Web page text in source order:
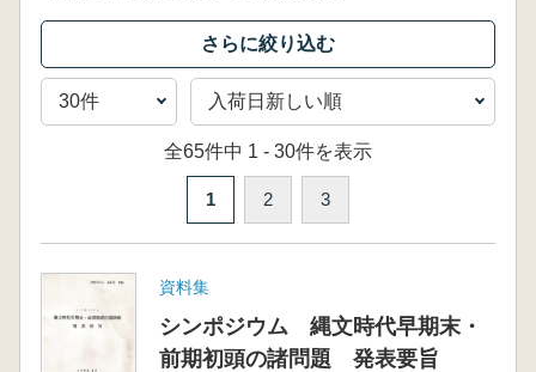
全65件中 1 - 30件を表示
1 2 3
資料集
シンポジウム 縄文時代早期末・
前期初頭の諸問題 発表要旨